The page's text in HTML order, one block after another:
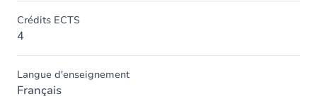
Crédits ECTS
4
Langue d'enseignement
Français